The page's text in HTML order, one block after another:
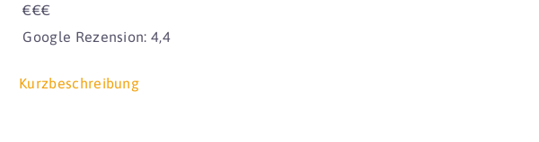
€€€
Google Rezension: 4,4
Kurzbeschreibung